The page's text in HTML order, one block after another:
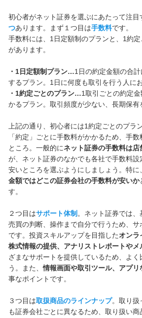
初心者がネット証券を選ぶにあたって注目
つあります。まず１つ目は手数料です。
手数料には、1日定額制のプランと、1約
があります。
・1日定額制プラン…1日の約定金額の合
するプラン。1日に何度も取引を行う人に
・1約定ごとのプラン…1取引ごとの約定
かるプラン。取引頻度が少ない、長期保
上記の通り、初心者には1約定ごとのプラ
「約定」ごとに手数料がかかるため、手
ところ。一般的にネット証券の手数料は店
が、ネット証券のなかでも各社で手数料設
安いところを選ぶようにしましょう。特に、
金額ではどこの証券会社の手数料が安いか
す。
２つ目はサポート体制 。ネット証券では、
売買の判断、操作まで自分で行うため、
です。投資スキルアップを目指したオンラ
株式情報の提供、アナリストレポートやメ
ざまなサポートを提供しているため、よく
う。また、情報画面や取引ツール、アプリ
事なポイントです。
３つ目は取扱商品のラインナップ。取り扱
も証券会社ごとに異なるため、取り扱い